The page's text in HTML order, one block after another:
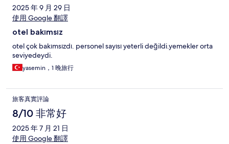
2025 年 9 月 29 日
使用 Google 翻譯
otel bakımsız
otel çok bakımsızdı. personel sayısı yeterli değildi.yemekler orta
seviyedeydi.
yasemin，1 晚旅行
旅客真實評論
8/10 非常好
2025 年 7 月 21 日
使用 Google 翻譯